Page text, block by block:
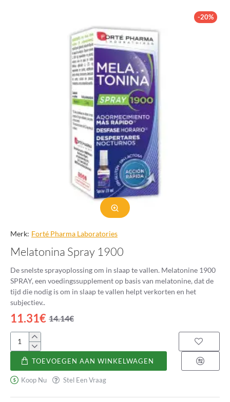
-20%
Merk: Forté Pharma Laboratories
Melatonina Spray 1900
De snelste sprayoplossing om in slaap te vallen. Melatonine 1900
SPRAY, een voedingssupplement op basis van melatonine, dat de
tijd die nodig is om in slaap te vallen helpt verkorten en het
subjectiev..
11.31€ 14.14€
Melatonina
Spray
1900
TOEVOEGEN AAN WINKELWAGEN
Koop Nu Stel Een Vraag